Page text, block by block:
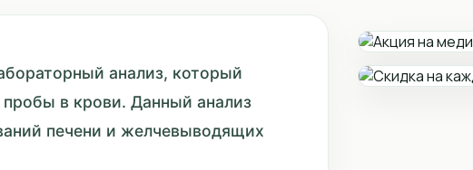
анализ, который
пробы в крови. Данный анализ
печени и желчевыводящих